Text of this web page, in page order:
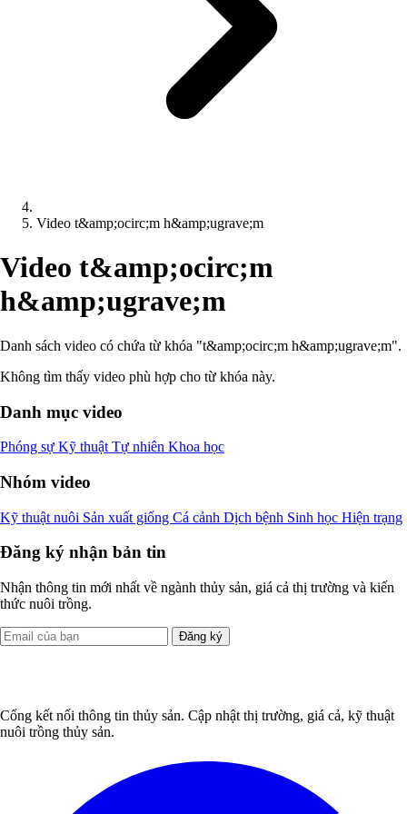
Video t&amp;ocirc;m h&amp;ugrave;m
Video t&amp;ocirc;m
h&amp;ugrave;m
Danh sách video có chứa từ khóa "t&amp;ocirc;m h&amp;ugrave;m".
Không tìm thấy video phù hợp cho từ khóa này.
Danh mục video
Phóng sự Kỹ thuật Tự nhiên Khoa học
Nhóm video
Kỹ thuật nuôi Sản xuất giống Cá cảnh Dịch bệnh Sinh học Hiện trạng
Đăng ký nhận bản tin
Nhận thông tin mới nhất về ngành thủy sản, giá cả thị trường và kiến
thức nuôi trồng.
Đăng ký
Cổng kết nối thông tin thủy sản. Cập nhật thị trường, giá cả, kỹ thuật
nuôi trồng thủy sản.